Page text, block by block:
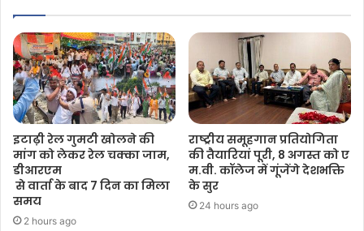
इटाढ़ी रेल गुमटी खोलने की
मांग को लेकर रेल चक्का जाम,
डीआरएम
से वार्ता के बाद 7 दिन का मिला
समय
2 hours ago
राष्ट्रीय समूहगान प्रतियोगिता
की तैयारियां पूरी, 8 अगस्त को ए
म.वी. कॉलेज में गूंजेंगे देशभक्ति
के सुर
24 hours ago